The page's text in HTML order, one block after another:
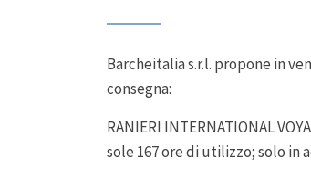
Barcheitalia s.r.l. propone in
consegna:
RANIERI INTERNATIONAL
sole 167 ore di utilizzo; solo in